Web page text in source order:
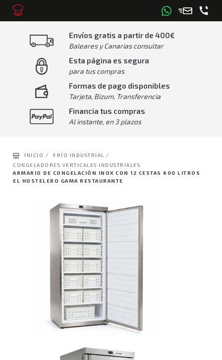
Envíos gratis a partir de 400€
Baleares y Canarias consultar
Esta página es segura
para tus compras
Formas de pago disponibles
Tarjeta, Bizum, Transferencia
Financia tus compras
Al instante, en 3 plazos
INICIO /
FRÍO INDUSTRIAL /
CONGELADORES VERTICALES INDUSTRIALES
ARMARIO DE CONGELACIÓN INOX CON 12 CESTAS 600 LITROS
EL HOSTELERO GAMA RESTAURANTE